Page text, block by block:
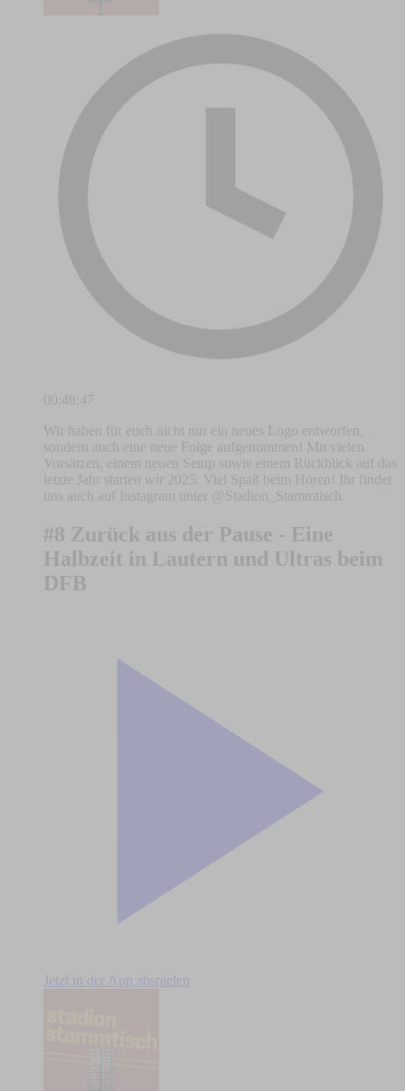
00:48:47
Wir haben für euch nicht nur ein neues Logo entworfen,
sondern auch eine neue Folge aufgenommen! Mit vielen
Vorsätzen, einem neuen Setup sowie einem Rückblick auf das
letzte Jahr starten wir 2025. Viel Spaß beim Hören! Ihr findet
uns auch auf Instagram unter @Stadion_Stammtisch.
#8 Zurück aus der Pause - Eine
Halbzeit in Lautern und Ultras beim
DFB
Jetzt in der App abspielen